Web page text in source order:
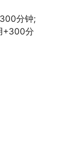
分钟;
+300分